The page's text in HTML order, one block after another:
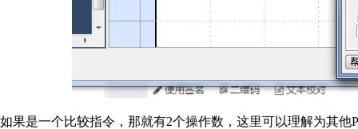
如果是一个比较指令，那就有2个操作数，这里可以理解为其他